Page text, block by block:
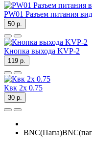
PW01 Разъем питания
50 р.
Кнопка выхода KVP-2
119 р.
Квк 2х 0.75
30 р.